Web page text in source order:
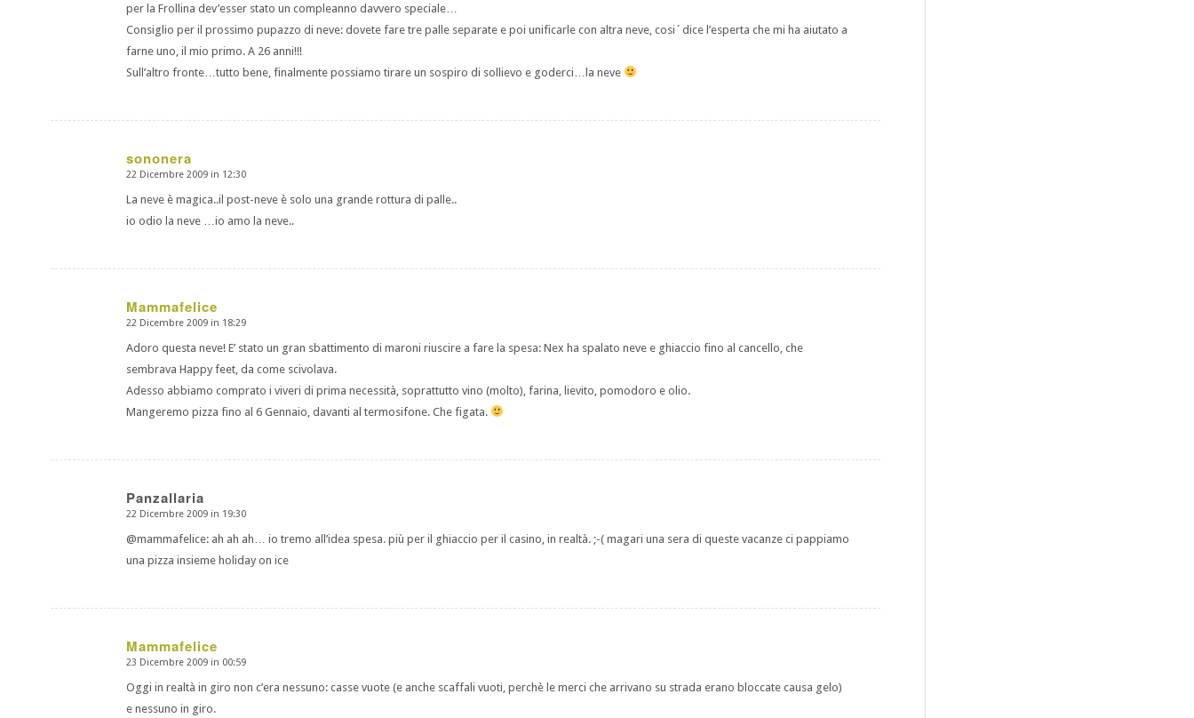
per la Frollina dev’esser stato un compleanno davvero speciale…
Consiglio per il prossimo pupazzo di neve: dovete fare tre palle separate e poi unificarle con altra neve, cosi´dice l’esperta che mi ha aiutato a
farne uno, il mio primo. A 26 anni!!!
Sull’altro fronte…tutto bene, finalmente possiamo tirare un sospiro di sollievo e goderci…la neve
sononera
dice:
22 Dicembre 2009 in 12:30
La neve è magica..il post-neve è solo una grande rottura di palle..
io odio la neve …io amo la neve..
Mammafelice
dice:
22 Dicembre 2009 in 18:29
Adoro questa neve! E’ stato un gran sbattimento di maroni riuscire a fare la spesa: Nex ha spalato neve e ghiaccio fino al cancello, che
sembrava Happy feet, da come scivolava.
Adesso abbiamo comprato i viveri di prima necessità, soprattutto vino (molto), farina, lievito, pomodoro e olio.
Mangeremo pizza fino al 6 Gennaio, davanti al termosifone. Che figata.
Panzallaria
dice:
22 Dicembre 2009 in 19:30
@mammafelice: ah ah ah… io tremo all’idea spesa. più per il ghiaccio per il casino, in realtà. ;-( magari una sera di queste vacanze ci pappiamo
una pizza insieme holiday on ice
Mammafelice
dice:
23 Dicembre 2009 in 00:59
Oggi in realtà in giro non c’era nessuno: casse vuote (e anche scaffali vuoti, perchè le merci che arrivano su strada erano bloccate causa gelo)
e nessuno in giro.